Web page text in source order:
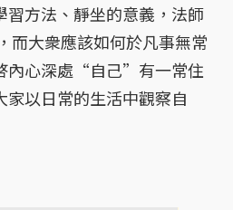
習方法、靜坐的意義，法師
大衆應該如何於凡事無常
內心深處“自己”有一常住
以日常的生活中觀察自